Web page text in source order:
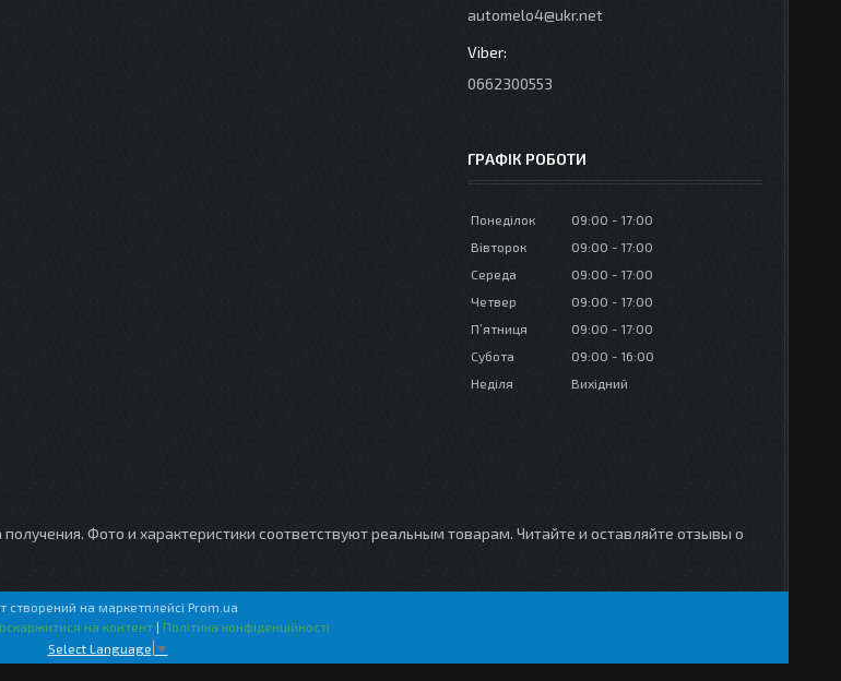
automelo4@ukr.net
0662300553
ГРАФІК РОБОТИ
Понеділок 09:00
17:00
Вівторок
09:00
17:00
Середа
09:00
17:00
Четвер
09:00
17:00
Пʼятниця
09:00
17:00
Субота
09:00
16:00
Неділя
Вихідний
Фото и характеристики соответствуют реальным товарам. Читайте и оставляйте отзывы о
створений на маркетплейсі Prom.ua
на контент | Політика конфіденційності
Select Language ▼